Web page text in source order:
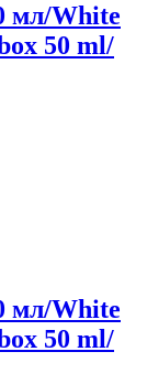
мл/White
50 ml/
мл/White
50 ml/